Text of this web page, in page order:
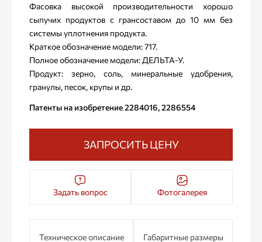
Фасовка высокой производительности хорошо
сыпучих продуктов с грансоставом до 10 мм без
системы уплотнения продукта.
Краткое обозначение модели: 717.
Полное обозначение модели: ДЕЛЬТА-У.
Продукт: зерно, соль, минеральные удобрения,
гранулы, песок, крупы и др.
Патенты на изобретение 2284016, 2286554
Задать вопрос Фотогалерея
ЗАПРОСИТЬ ЦЕНУ
Техническое описание Габаритные размеры